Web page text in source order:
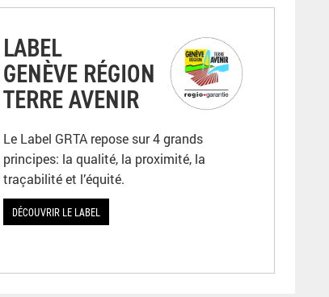
LABEL
GENÈVE RÉGION
TERRE AVENIR
Le Label GRTA repose sur 4 grands
principes: la qualité, la proximité, la
traçabilité et l’équité.
DÉCOUVRIR LE LABEL